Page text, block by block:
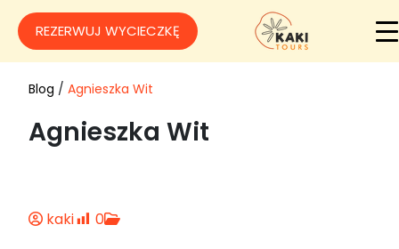
REZERWUJ WYCIECZKĘ
Blog / Agnieszka Wit
Agnieszka Wit
kaki
0